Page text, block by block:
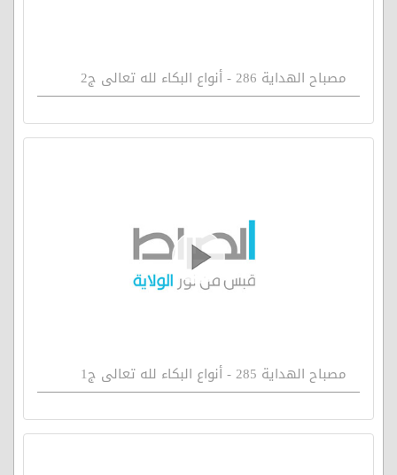
مصباح الهداية 286 - أنواع البكاء لله تعالى ج2
مصباح الهداية 285 - أنواع البكاء لله تعالى ج1